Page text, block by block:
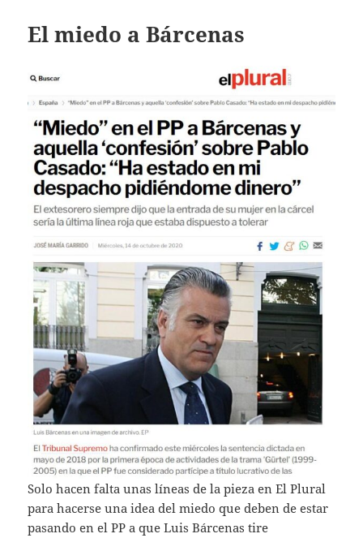
El miedo a Bárcenas
Solo hacen falta unas líneas de la pieza en El Plural
para hacerse una idea del miedo que deben de estar
pasando en el PP a que Luis Bárcenas tire